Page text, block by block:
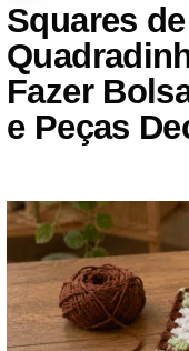
Squares
Fazer
e Peças